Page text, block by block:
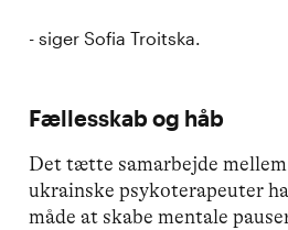
- siger Sofia Troitska.
Fællesskab og håb
Det tætte samarbejde mellem
ukrainske psykoterapeuter
måde at skabe mentale